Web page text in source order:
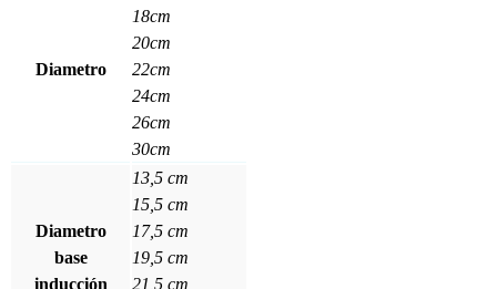
Diametro
18cm
20cm
22cm
24cm
26cm
30cm
Diametro
base
inducción
13,5 cm
15,5 cm
17,5 cm
19,5 cm
21,5 cm